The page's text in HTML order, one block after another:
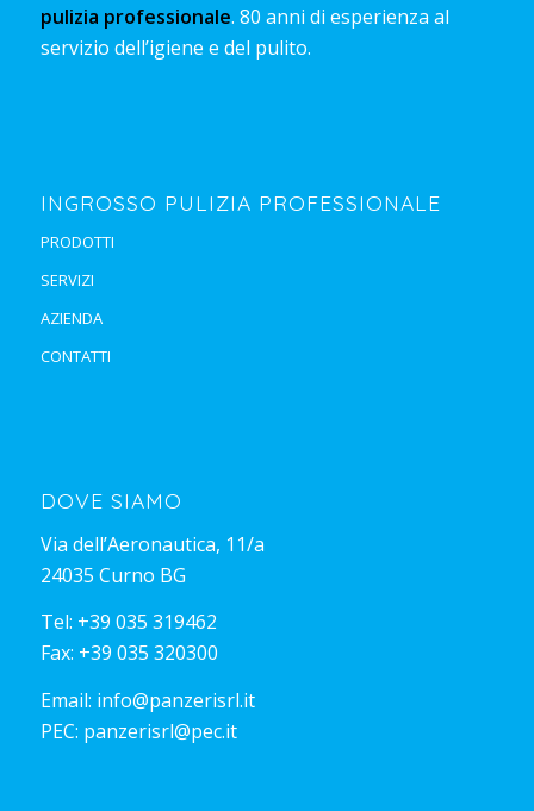
pulizia professionale. 80 anni di esperienza al
servizio dell’igiene e del pulito.
INGROSSO PULIZIA PROFESSIONALE
PRODOTTI
SERVIZI
AZIENDA
CONTATTI
DOVE SIAMO
Via dell’Aeronautica, 11/a
24035 Curno BG
Tel: +39 035 319462
Fax: +39 035 320300
Email: info@panzerisrl.it
PEC: panzerisrl@pec.it